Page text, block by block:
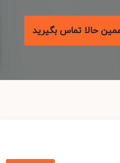
حالا تماس بگیرید